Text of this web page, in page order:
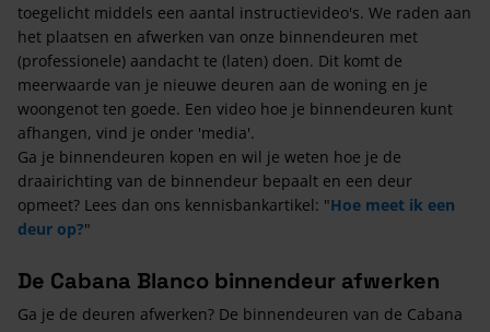
toegelicht middels een aantal instructievideo's. We raden aan
het plaatsen en afwerken van onze binnendeuren met
(professionele) aandacht te (laten) doen. Dit komt de
meerwaarde van je nieuwe deuren aan de woning en je
woongenot ten goede. Een video hoe je binnendeuren kunt
afhangen, vind je onder 'media'.
Ga je binnendeuren kopen en wil je weten hoe je de
draairichting van de binnendeur bepaalt en een deur
opmeet? Lees dan ons kennisbankartikel: "Hoe meet ik een
deur op?"
De Cabana Blanco binnendeur afwerken
Ga je de deuren afwerken? De binnendeuren van de Cabana